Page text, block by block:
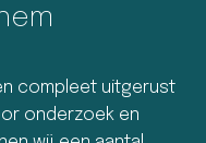
compleet uitgerust
onderzoek en